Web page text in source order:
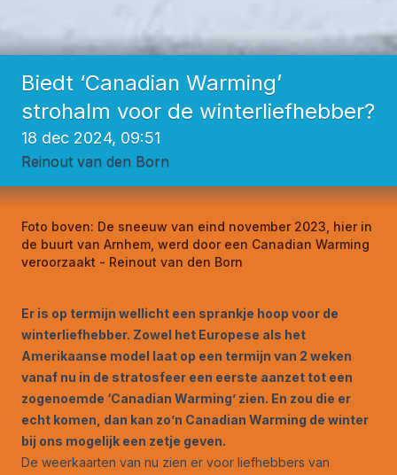
Biedt ‘Canadian Warming’
strohalm voor de winterliefhebber?
18 dec 2024, 09:51
Reinout van den Born
Foto boven: De sneeuw van eind november 2023, hier in
de buurt van Arnhem, werd door een Canadian Warming
veroorzaakt - Reinout van den Born
Er is op termijn wellicht een sprankje hoop voor de
winterliefhebber. Zowel het Europese als het
Amerikaanse model laat op een termijn van 2 weken
vanaf nu in de stratosfeer een eerste aanzet tot een
zogenoemde ‘Canadian Warming’ zien. En zou die er
echt komen, dan kan zo’n Canadian Warming de winter
bij ons mogelijk een zetje geven.
De weerkaarten van nu zien er voor liefhebbers van